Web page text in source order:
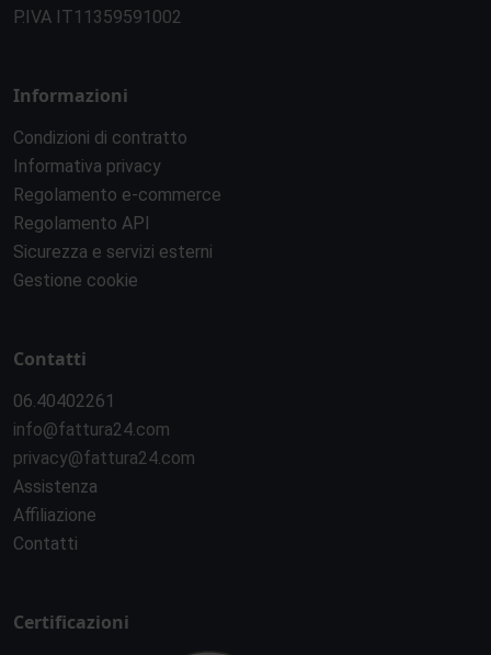
P.IVA IT11359591002
Informazioni
Condizioni di contratto
Informativa privacy
Regolamento e-commerce
Regolamento API
Sicurezza e servizi esterni
Gestione cookie
Contatti
06.40402261
info@fattura24.com
privacy@fattura24.com
Assistenza
Affiliazione
Contatti
Certificazioni